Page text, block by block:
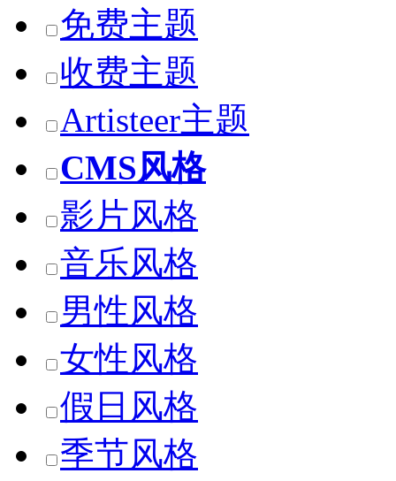
免费主题
收费主题
Artisteer主题
CMS风格
影片风格
音乐风格
男性风格
女性风格
假日风格
季节风格